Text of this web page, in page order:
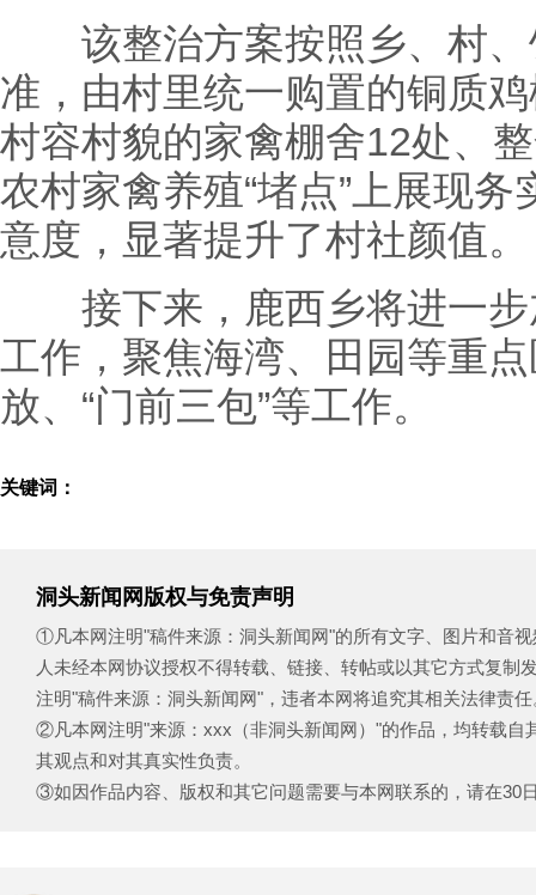
该整治方案按照乡、村、
准，由村里统一购置的铜质
村容村貌的家禽棚舍12处、
农村家禽养殖“堵点”上展现
意度，显著提升了村社颜值。
接下来，鹿西乡将进一步
工作，聚焦海湾、田园等重
放、“门前三包”等工作。
关键词：
洞头新闻网版权与免责声明
①凡本网注明"稿件来源：洞头新闻网"的所有文字、图片和音
人未经本网协议授权不得转载、链接、转帖或以其它方式复
注明"稿件来源：洞头新闻网"，违者本网将追究其相关法律责任
②凡本网注明"来源：xxx（非洞头新闻网）"的作品，均转载自
其观点和对其真实性负责。
③如因作品内容、版权和其它问题需要与本网联系的，请在30